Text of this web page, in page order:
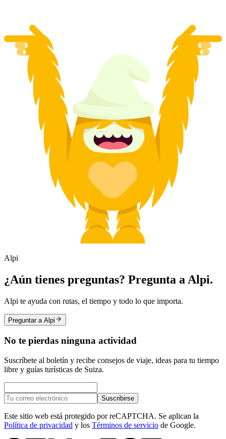
Alpi
¿Aún tienes preguntas? Pregunta a Alpi.
Alpi te ayuda con rutas, el tiempo y todo lo que importa.
Preguntar a Alpi
No te pierdas ninguna actividad
Suscríbete al boletín y recibe consejos de viaje, ideas para tu tiempo
libre y guías turísticas de Suiza.
Suscribirse
Este sitio web está protegido por reCAPTCHA. Se aplican la
Política de privacidad y los Términos de servicio de Google.